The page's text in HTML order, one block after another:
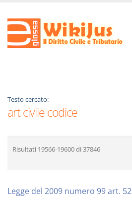
Testo cercato:
art civile codice
Risultati 19566-19600di 37846
Legge del 2009 numero 99 art. 52